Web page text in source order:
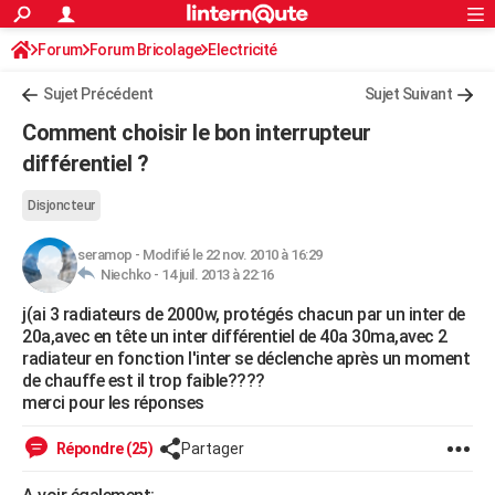
ACTUALITÉS
Politique
Société
Faits Divers
Education
Monde
Villes
+
Programme TV
TNTStreaming
Cinéma
Sorties cinéma
Musique
FINANCE
Retraite
Impôts
Epargne
Immobilier
Risques naturels par ville
Banque
Assurance
Crédit
AUTO
Essais
Réserver un essai
Citadines
Berlines
SUV
Forum auto
HIGH-TECH
Mobiles
Meilleur smartphone
Internet
Ordinateurs
Jeux vidéo
Guide high-tech
BRICOLAGE
Forum
Aménagement intérieur
Extérieur
Cuisine
Salle de bains
Jardinage
Rangement
WEEK-END
Guides de France
Escapades
Patrimoine
Expositions
Musées
Week-end nature
+LIFESTYLE
S'inscrire
Connexion
Forum Forum Bricolage Electricité
Sujet Précédent Sujet Suivant
Comment choisir le bon interrupteur
différentiel ?
Disjoncteur
seramop - Modifié le 22 nov. 2010 à 16:29
Niechko - 14 juil. 2013 à 22:16
j(ai 3 radiateurs de 2000w, protégés chacun par un inter de
20a,avec en tête un inter différentiel de 40a 30ma,avec 2
radiateur en fonction l'inter se déclenche après un moment
de chauffe est il trop faible????
merci pour les réponses
Répondre (25) Partager